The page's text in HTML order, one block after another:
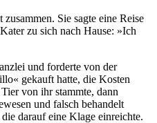
Sie sagte eine Reise
zu sich nach Hause: »Ich
und forderte von der
gekauft hatte, die Kosten
von ihr stammte, dann
und falsch behandelt
darauf eine Klage einreichte.